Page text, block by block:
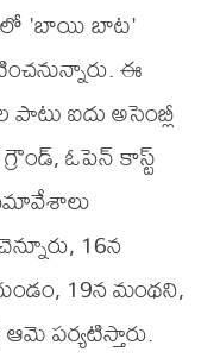
'బాయి బాట'
ఈ
ఐదు అసెంబ్లీ
ఓపెన్​ కాస్ట్​
16న
19న మంథని,
పర్యటిస్తారు.